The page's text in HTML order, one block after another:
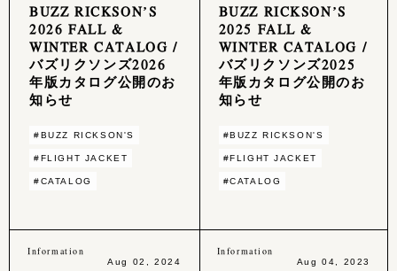
BUZZ RICKSON’S
2026 FALL &
WINTER CATALOG /
バズリクソンズ2026
年版カタログ公開のお
知らせ
#BUZZ RICKSON'S
#FLIGHT JACKET
#CATALOG
BUZZ RICKSON’S
2025 FALL &
WINTER CATALOG /
バズリクソンズ2025
年版カタログ公開のお
知らせ
#BUZZ RICKSON'S
#FLIGHT JACKET
#CATALOG
Information
Aug 02, 2024
Information
Aug 04, 2023